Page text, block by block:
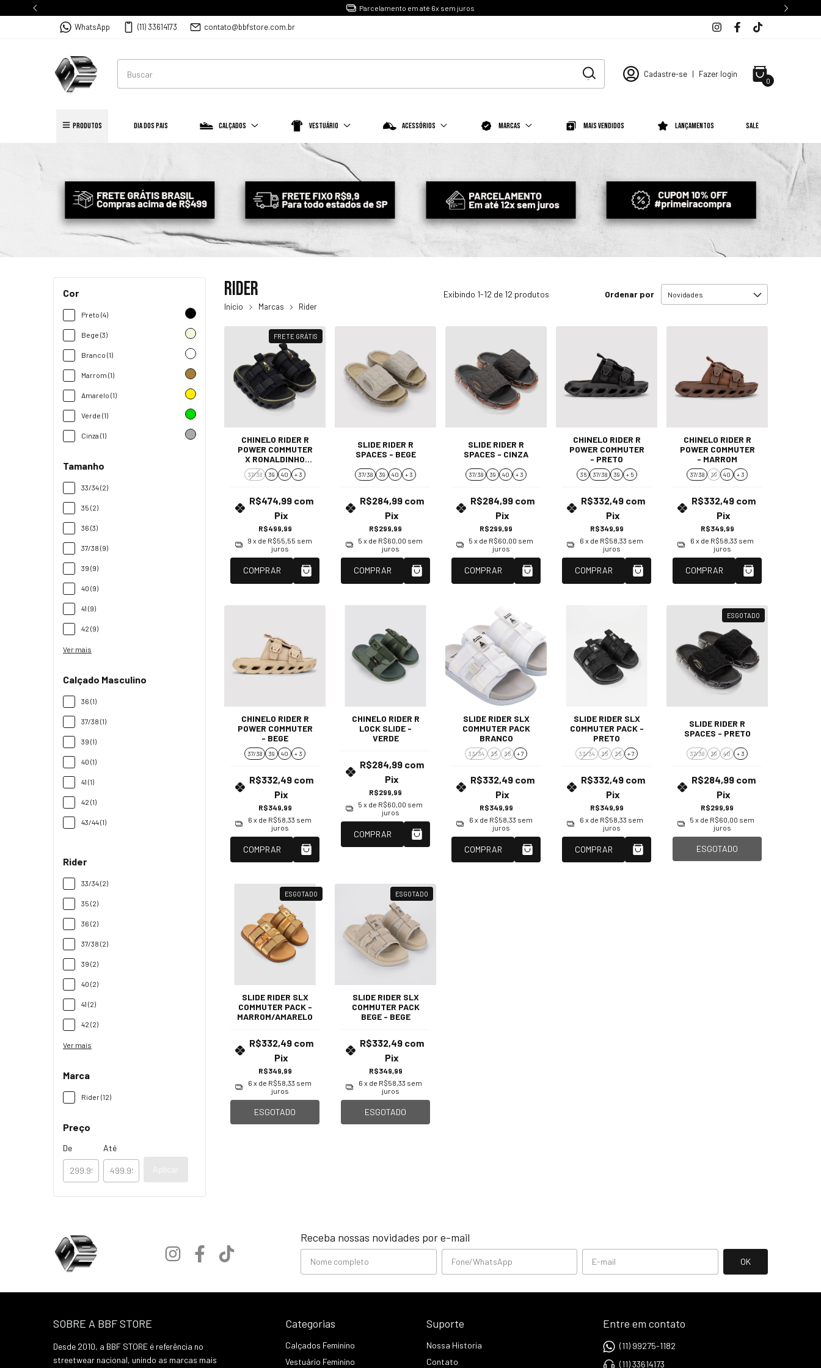
Parcelamento em até 6x sem juros
WhatsApp (11) 33614173 contato@bbfstore.com.br
Cadastre-se | Fazer login
0
PRODUTOS Dia dos Pais Calçados Vestuário Acessórios Marcas Mais Vendidos Lançamentos SALE
Cor
Preto (4)
Bege (3)
Branco (1)
Marrom (1)
Amarelo (1)
Verde (1)
Cinza (1)
Tamanho
33/34 (2)
35 (2)
36 (3)
37/38 (9)
39 (9)
40 (9)
41 (9)
42 (9)
Ver mais
Calçado Masculino
36 (1)
37/38 (1)
39 (1)
40 (1)
41 (1)
42 (1)
43/44 (1)
Rider
33/34 (2)
35 (2)
36 (2)
37/38 (2)
39 (2)
40 (2)
41 (2)
42 (2)
Ver mais
Marca
Rider (12)
Preço
De Até
Aplicar
Rider
Início Marcas Rider
Exibindo 1-12 de 12 produtos Ordenar por
FRETE GRÁTIS
CHINELO RIDER R
POWER COMMUTER
X RONALDINHO
GAÚCHO
37/38 39 40 + 3
R$499,99
R$474,99 com
Pix
9 x de R$55,55 sem
juros
COMPRAR
SLIDE RIDER R
SPACES - BEGE
37/38 39 40 + 3
R$299,99
R$284,99 com
Pix
5 x de R$60,00 sem
juros
COMPRAR
SLIDE RIDER R
SPACES - CINZA
37/38 39 40 + 3
R$299,99
R$284,99 com
Pix
5 x de R$60,00 sem
juros
COMPRAR
CHINELO RIDER R
POWER COMMUTER
- PRETO
36 37/38 39 + 5
R$349,99
R$332,49 com
Pix
6 x de R$58,33 sem
juros
COMPRAR
CHINELO RIDER R
POWER COMMUTER
- MARROM
37/38 39 40 + 3
R$349,99
R$332,49 com
Pix
6 x de R$58,33 sem
juros
COMPRAR
CHINELO RIDER R
POWER COMMUTER
- BEGE
37/38 39 40 + 3
R$349,99
R$332,49 com
Pix
6 x de R$58,33 sem
juros
COMPRAR
CHINELO RIDER R
LOCK SLIDE -
VERDE
R$299,99
R$284,99 com
Pix
5 x de R$60,00 sem
juros
COMPRAR
SLIDE RIDER SLX
COMMUTER PACK
BRANCO
33/34 35 36 + 7
R$349,99
R$332,49 com
Pix
6 x de R$58,33 sem
juros
COMPRAR
SLIDE RIDER SLX
COMMUTER PACK -
PRETO
33/34 35 36 + 7
R$349,99
R$332,49 com
Pix
6 x de R$58,33 sem
juros
COMPRAR
ESGOTADO
SLIDE RIDER R
SPACES - PRETO
37/38 39 40 + 3
R$299,99
R$284,99 com
Pix
5 x de R$60,00 sem
juros
ESGOTADO
ESGOTADO
SLIDE RIDER SLX
COMMUTER PACK -
MARROM/AMARELO
R$349,99
R$332,49 com
Pix
6 x de R$58,33 sem
juros
ESGOTADO
ESGOTADO
SLIDE RIDER SLX
COMMUTER PACK
BEGE - BEGE
R$349,99
R$332,49 com
Pix
6 x de R$58,33 sem
juros
ESGOTADO
Receba nossas novidades por e-mail
SOBRE A BBF STORE
Desde 2010, a BBF STORE é referência no
streetwear nacional, unindo as marcas mais
Categorias
Calçados Feminino
Vestuário Feminino
Suporte
Nossa Historia
Contato
Entre em contato
(11) 99275-1182
(11) 33614173